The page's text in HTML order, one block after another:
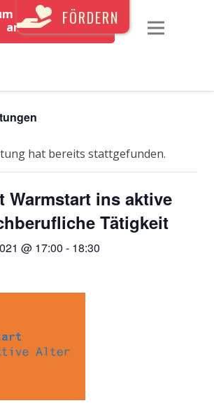
Newsletter
anmeldenFÖRDERN
hat bereits stattgefunden.
Warmstart ins aktive
Tätigkeit
@ 17:00 - 18:30